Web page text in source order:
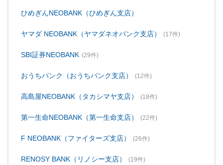
ひめぎんNEOBANK（ひめぎん支店）
ヤマダ NEOBANK（ヤマダネオバンク支店） (17件)
SBI証券NEOBANK (29件)
おうちバンク（おうちバンク支店） (12件)
高島屋NEOBANK（タカシマヤ支店） (18件)
第一生命NEOBANK（第一生命支店） (22件)
F NEOBANK（ファイターズ支店） (26件)
RENOSY BANK（リノシー支店） (19件)